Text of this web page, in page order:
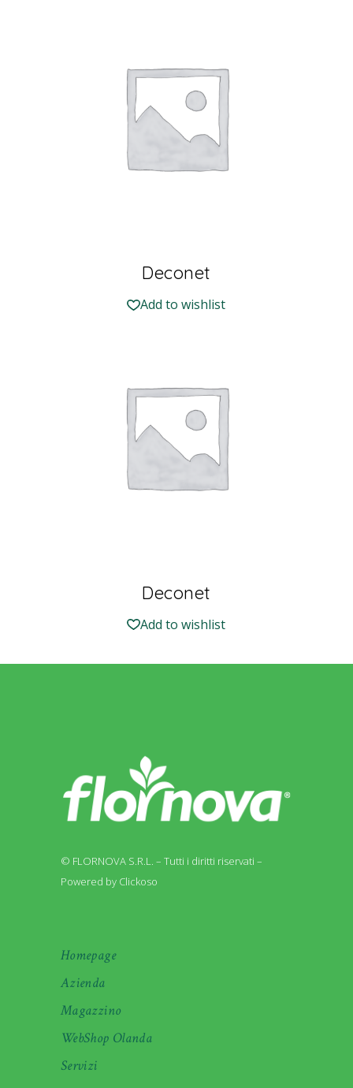
Deconet
Add to wishlist
Deconet
Add to wishlist
© FLORNOVA S.R.L. – Tutti i diritti riservati –
Powered by Clickoso
Homepage
Azienda
Magazzino
WebShop Olanda
Servizi